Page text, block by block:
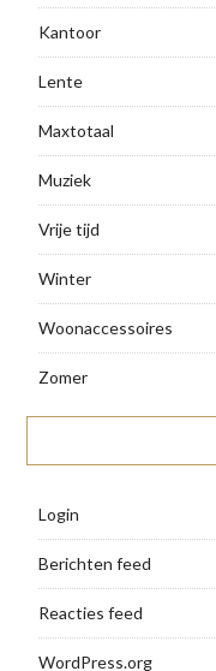
Kantoor
Lente
Maxtotaal
Muziek
Vrije tijd
Winter
Woonaccessoires
Zomer
Login
Berichten feed
Reacties feed
WordPress.org